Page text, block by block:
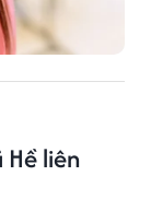
Hề liên